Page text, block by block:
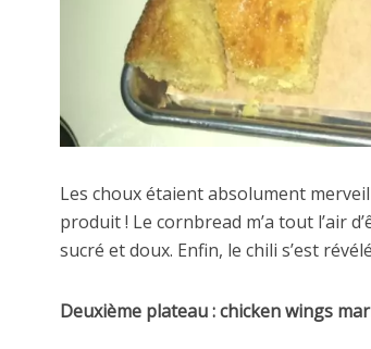
Les choux étaient absolument
produit ! Le cornbread m’a tout l’air
sucré et doux. Enfin, le chili s’est
Deuxième plateau : chicken wings